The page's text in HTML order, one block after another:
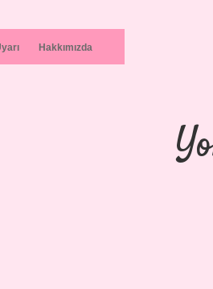
Hakkımızda